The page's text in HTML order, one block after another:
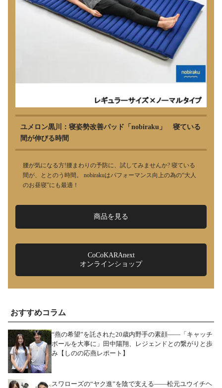
ユメロン黒川：寝姿勢改善パッド「nobiraku」 寝ている
間が伸びる時間
腰が気になる方!腰まわりの予防に、試してみませんか? 寝ている
間が、ととのう時間。 nobirakuはパフォーマンス向上の為の“大人
のお昼寝”にも最適！
商品を見る
CoCoKARAnext
オンラインショップ
おすすめコラム
“燕の希望”を託された20歳内野手の素顔――「キャッチ
ボールを大事に」田中陽翔、レジェンドとの繋がりと歩
み【しのの応燕レポート】
スワローズの“ヤク進”を陰で支える――松元ユウイチヘ